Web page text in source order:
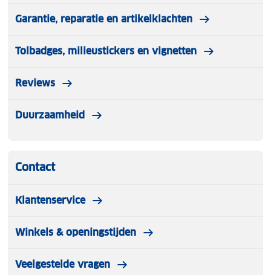
Garantie, reparatie en artikelklachten
Tolbadges, milieustickers en vignetten
Reviews
Duurzaamheid
Contact
Klantenservice
Winkels & openingstijden
Veelgestelde vragen